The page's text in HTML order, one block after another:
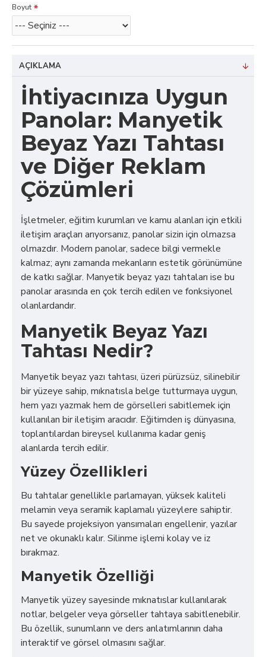
Boyut
AÇIKLAMA
İhtiyacınıza Uygun
Panolar: Manyetik
Beyaz Yazı Tahtası
ve Diğer Reklam
Çözümleri
İşletmeler, eğitim kurumları ve kamu alanları için etkili
iletişim araçları arıyorsanız, panolar sizin için olmazsa
olmazdır. Modern panolar, sadece bilgi vermekle
kalmaz; aynı zamanda mekanların estetik görünümüne
de katkı sağlar. Manyetik beyaz yazı tahtaları ise bu
panolar arasında en çok tercih edilen ve fonksiyonel
olanlardandır.
Manyetik Beyaz Yazı
Tahtası Nedir?
Manyetik beyaz yazı tahtası, üzeri pürüzsüz, silinebilir
bir yüzeye sahip, mıknatısla belge tutturmaya uygun,
hem yazı yazmak hem de görselleri sabitlemek için
kullanılan bir iletişim aracıdır. Eğitimden iş dünyasına,
toplantılardan bireysel kullanıma kadar geniş
alanlarda tercih edilir.
Yüzey Özellikleri
Bu tahtalar genellikle parlamayan, yüksek kaliteli
melamin veya seramik kaplamalı yüzeylere sahiptir.
Bu sayede projeksiyon yansımaları engellenir, yazılar
net ve okunaklı kalır. Silinme işlemi kolay ve iz
bırakmaz.
Manyetik Özelliği
Manyetik yüzey sayesinde mıknatıslar kullanılarak
notlar, belgeler veya görseller tahtaya sabitlenebilir.
Bu özellik, sunumların ve ders anlatımlarının daha
interaktif ve görsel olmasını sağlar.